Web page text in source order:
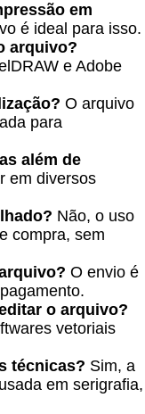
em
é ideal para isso.
arquivo?
e Adobe
O arquivo
para
além de
em diversos
Não, o uso
compra, sem
O envio é
o arquivo?
vetoriais
técnicas? Sim, a
em serigrafia,